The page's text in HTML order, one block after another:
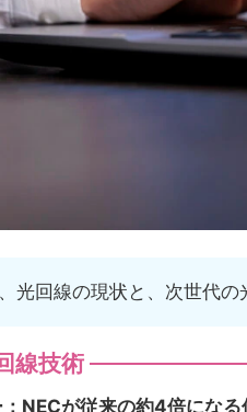
光回線の現状と、次世代の
線技術
NECが従来の約4倍にな